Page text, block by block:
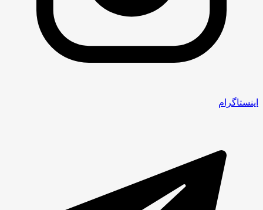
اینستاگرام